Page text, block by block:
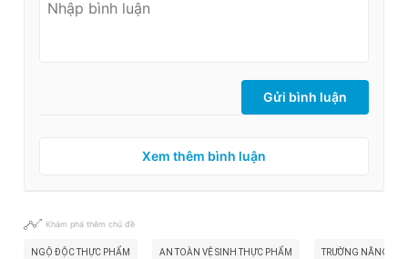
Gửi bình luận
Xem thêm bình luận
Khám phá thêm chủ đề
NGỘ ĐỘC THỰC PHẨM AN TOÀN VỆ SINH THỰC PHẨM TRƯỜNG NĂNG